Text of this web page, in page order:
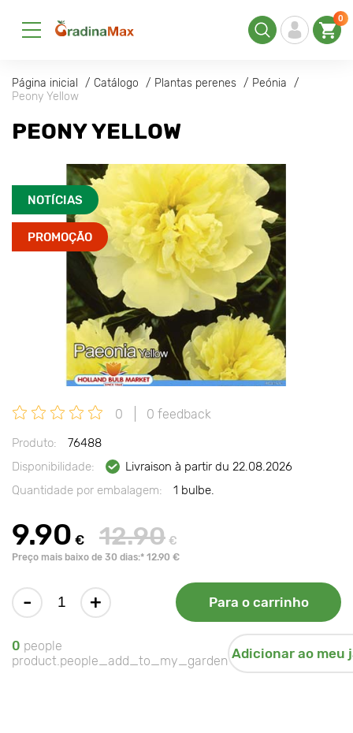
0
Página inicial Catálogo Plantas perenes
Peónia
Peony Yellow
PEONY YELLOW
NOTÍCIAS
PROMOÇÃO
0 0 feedback
Produto:
76488
Disponibilidade:
Livraison à partir du 22.08.2026
Quantidade por embalagem:
1 bulbe.
9.90 € 12.90 €
Preço mais baixo de 30 dias:* 12.90 €
- + Para o carrinho
0 people
product.people_add_to_my_garden Adicionar ao meu